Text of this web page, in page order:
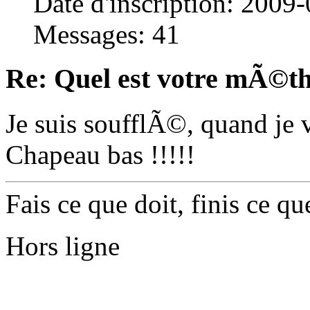
Messages: 41
Re: Quel est votre
Je suis soufflÃ©, quand je
Chapeau bas !!!!!
Fais ce que doit, finis ce
Hors ligne